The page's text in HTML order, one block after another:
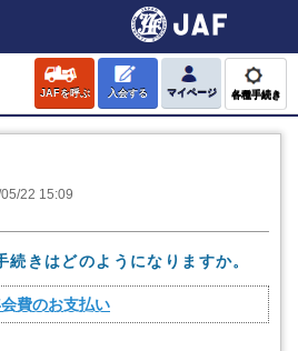
JAFを呼ぶ 入会する マイページ 各種手続き
22 15:09
続きはどのようになりますか。
費のお支払い